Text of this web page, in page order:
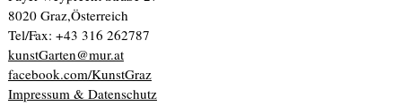
8020 Graz,Österreich
Tel/Fax: +43 316 262787
kunstGarten@mur.at
facebook.com/KunstGraz
Impressum & Datenschutz